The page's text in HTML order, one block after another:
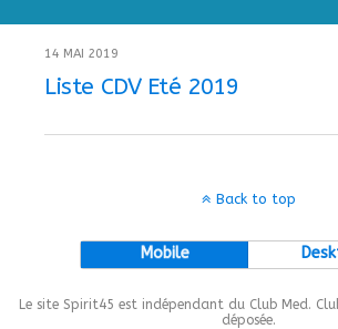
14 MAI 2019
Liste CDV Eté 2019
Back to top
Mobile
Le site Spirit45 est indépendant du Club Med.
déposée.